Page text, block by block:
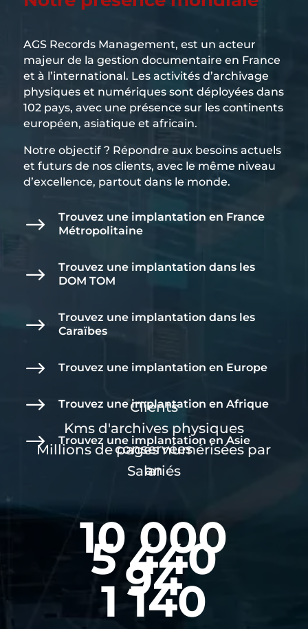
AGS Records Management, est un acteur
majeur de la gestion documentaire en France
et à l’international. Les activités d’archivage
physiques et numériques sont déployées dans
102 pays, avec une présence sur les continents
européen, asiatique et africain.
Notre objectif ? Répondre aux besoins actuels
et futurs de nos clients, avec le même niveau
d’excellence, partout dans le monde.
$
Trouvez une implantation en France
Métropolitaine
$
Trouvez une implantation dans les
DOM TOM
$
Trouvez une implantation dans les
Caraïbes
$ Trouvez une implantation en Europe
$ Trouvez une implantation en Afrique
$ Trouvez une implantation en Asie
10 000
Clients
5 440
Kms d'archives physiques
conservées
94
Millions de pages numérisées par
an
1 140
Salariés